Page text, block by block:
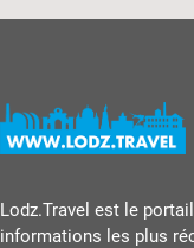
Lodz.Travel est le
informations les plus